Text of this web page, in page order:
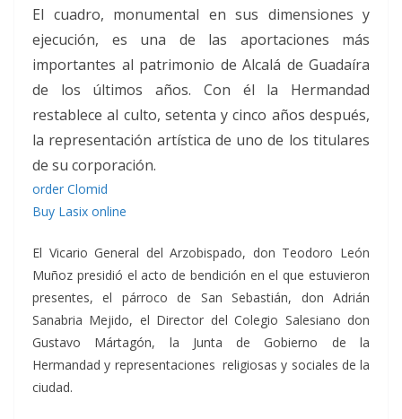
El cuadro, monumental en sus dimensiones y
ejecución, es una de las aportaciones más
importantes al patrimonio de Alcalá de Guadaíra
de los últimos años. Con él la Hermandad
restablece al culto, setenta y cinco años después,
la representación artística de uno de los titulares
de su corporación.
order Clomid
Buy Lasix online
El Vicario General del Arzobispado, don Teodoro León
Muñoz presidió el acto de bendición en el que estuvieron
presentes, el párroco de San Sebastián, don Adrián
Sanabria Mejido, el Director del Colegio Salesiano don
Gustavo Mártagón, la Junta de Gobierno de la
Hermandad y representaciones religiosas y sociales de la
ciudad.